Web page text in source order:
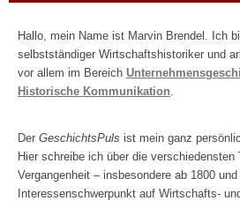
Hallo, mein Name ist Marvin Brendel. Ich
selbstständiger Wirtschaftshistoriker und
vor allem im Bereich
Historische Kommunikation
Der GeschichtsPuls ist mein ganz
Hier schreibe ich über die
Vergangenheit – insbesondere ab 1800
Interessenschwerpunkt auf Wirtschafts-